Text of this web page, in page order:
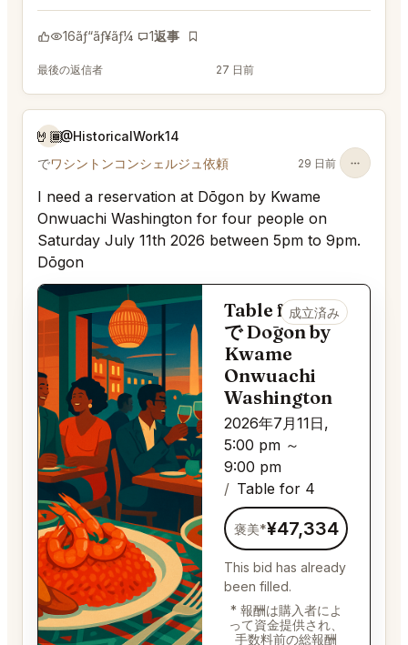
16ãƒ“ãƒ¥ãƒ¼ 1返事
ãƒ–ãƒƒã‚¯ãƒžãƒ¼ã‚¯
最後の返信者 27 日前
🤘🏾@HistoricalWork14
でワシントンコンシェルジュ依頼 29 日前
I need a reservation at Dōgon by Kwame
Onwuachi Washington for four people on
Saturday July 11th 2026 between 5pm to 9pm.
Dōgon
Table for 4
で Dōgon by
Kwame
Onwuachi
Washington
2026年7月11日,
5:00 pm ～
9:00 pm
Table for 4
成立済み
褒美*¥47,334
This bid has already
been filled.
* 報酬は購入者によ
って資金提供され、
手数料前の総報酬